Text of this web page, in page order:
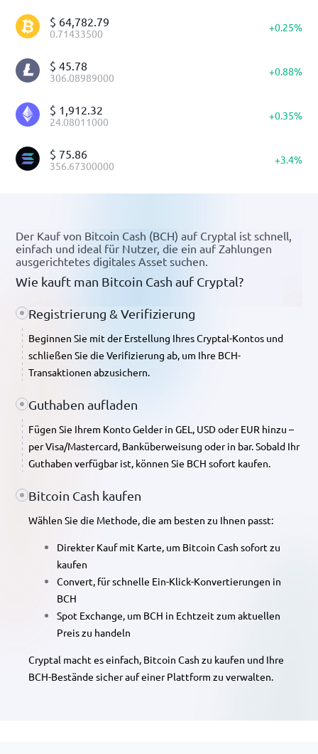
$ 64,782.79
0.71433500 +0.25%
$ 45.78
306.08989000 +0.88%
$ 1,912.32
24.08011000 +0.35%
$ 75.86
356.67300000 +3.4%
Wie kauft man Bitcoin Cash auf Cryptal?
Der Kauf von Bitcoin Cash (BCH) auf Cryptal ist schnell,
einfach und ideal für Nutzer, die ein auf Zahlungen
ausgerichtetes digitales Asset suchen.
Registrierung & Verifizierung
Beginnen Sie mit der Erstellung Ihres Cryptal-Kontos und
schließen Sie die Verifizierung ab, um Ihre BCH-
Transaktionen abzusichern.
Guthaben aufladen
Fügen Sie Ihrem Konto Gelder in GEL, USD oder EUR hinzu –
per Visa/Mastercard, Banküberweisung oder in bar. Sobald Ihr
Guthaben verfügbar ist, können Sie BCH sofort kaufen.
Bitcoin Cash kaufen
Wählen Sie die Methode, die am besten zu Ihnen passt:
Direkter Kauf mit Karte, um Bitcoin Cash sofort zu
kaufen
Convert, für schnelle Ein-Klick-Konvertierungen in
BCH
Spot Exchange, um BCH in Echtzeit zum aktuellen
Preis zu handeln
Cryptal macht es einfach, Bitcoin Cash zu kaufen und Ihre
BCH-Bestände sicher auf einer Plattform zu verwalten.